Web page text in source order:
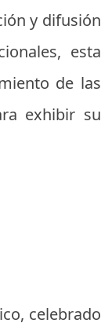
y difusión
esta
de las
exhibir su
celebrado